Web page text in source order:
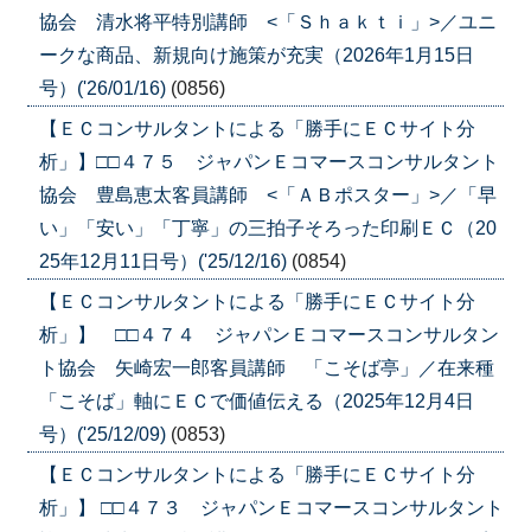
協会 清水将平特別講師 <「Ｓｈａｋｔｉ」>／ユニ
ークな商品、新規向け施策が充実（2026年1月15日
号）('26/01/16) (0856)
【ＥＣコンサルタントによる「勝手にＥＣサイト分
析」】□□４７５ ジャパンＥコマースコンサルタント
協会 豊島恵太客員講師 <「ＡＢポスター」>／「早
い」「安い」「丁寧」の三拍子そろった印刷ＥＣ（20
25年12月11日号）('25/12/16) (0854)
【ＥＣコンサルタントによる「勝手にＥＣサイト分
析」】 □□４７４ ジャパンＥコマースコンサルタン
ト協会 矢崎宏一郎客員講師 「こそば亭」／在来種
「こそば」軸にＥＣで価値伝える（2025年12月4日
号）('25/12/09) (0853)
【ＥＣコンサルタントによる「勝手にＥＣサイト分
析」】 □□４７３ ジャパンＥコマースコンサルタント